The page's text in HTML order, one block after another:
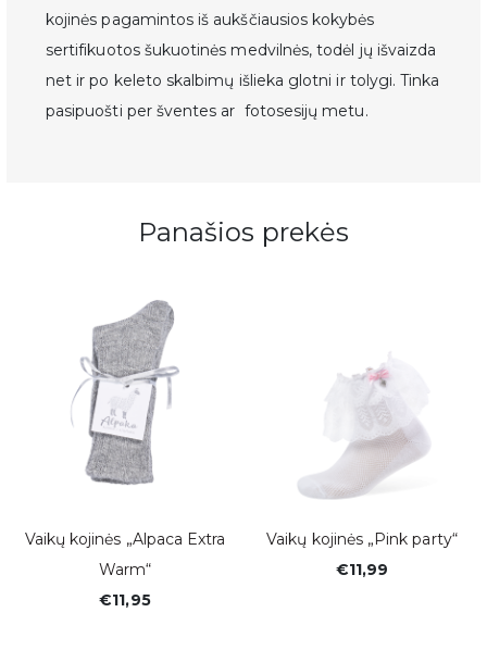
kojinės pagamintos iš aukščiausios kokybės
sertifikuotos šukuotinės medvilnės, todėl jų išvaizda
net ir po keleto skalbimų išlieka glotni ir tolygi. Tinka
pasipuošti per šventes ar fotosesijų metu.
Panašios prekės
Vaikų kojinės „Alpaca Extra
Warm“
€11,95
Vaikų kojinės „Pink party“
€11,99